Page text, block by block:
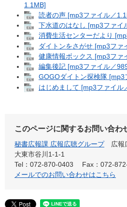
1.1MB]
読者の声 [mp3ファイル／
下水道のはなし [mp3ファイ
消費生活センターだより
ダイトンをさがせ [mp3ファ
健康情報ボックス [mp3ファ
編集後記 [mp3ファイル／
GOGOダイトン探検隊 [mp3
はじめまして [mp3ファイル
このページに関するお問い合わ
秘書広報課 広報広聴グループ
広報
大東市谷川1-1-1
Tel：072-870-0403
Fax：072-
メールでのお問い合わせはこちら